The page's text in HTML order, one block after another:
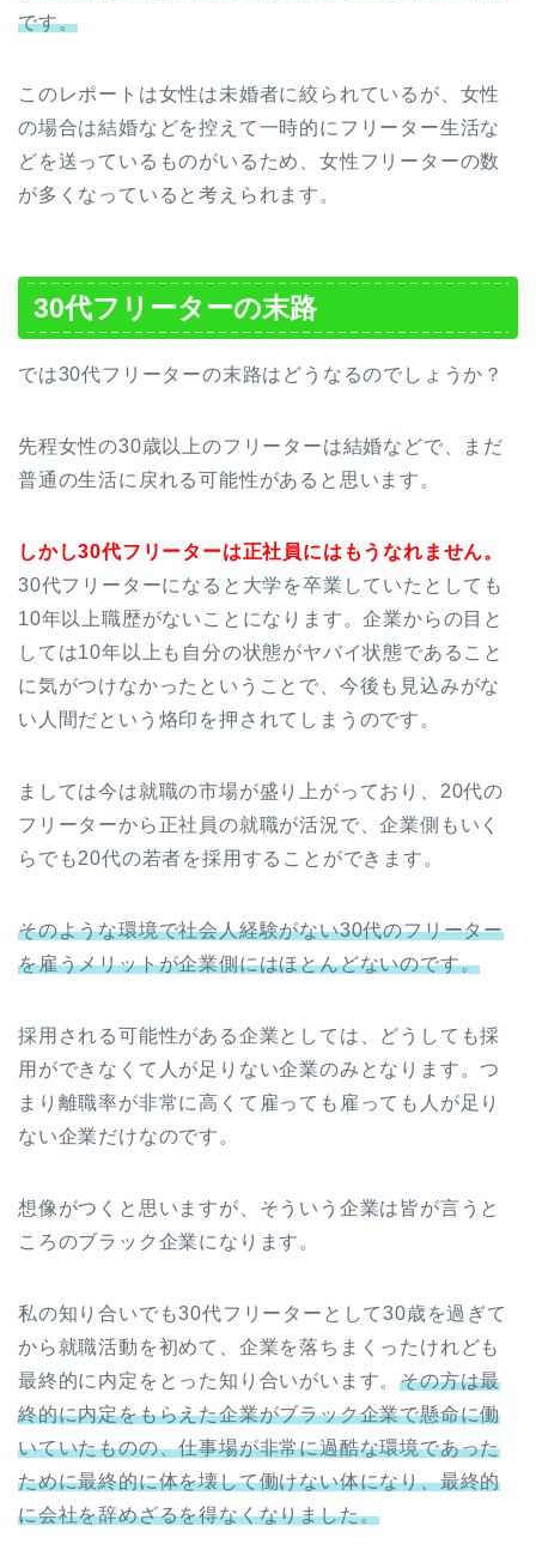
です。
このレポートは女性は未婚者に絞られているが、女性
の場合は結婚などを控えて一時的にフリーター生活な
どを送っているものがいるため、女性フリーターの数
が多くなっていると考えられます。
30代フリーターの末路
では30代フリーターの末路はどうなるのでしょうか？
先程女性の30歳以上のフリーターは結婚などで、まだ
普通の生活に戻れる可能性があると思います。
しかし30代フリーターは正社員にはもうなれません。
30代フリーターになると大学を卒業していたとしても
10年以上職歴がないことになります。企業からの目と
しては10年以上も自分の状態がヤバイ状態であること
に気がつけなかったということで、今後も見込みがな
い人間だという烙印を押されてしまうのです。
ましては今は就職の市場が盛り上がっており、20代の
フリーターから正社員の就職が活況で、企業側もいく
らでも20代の若者を採用することができます。
そのような環境で社会人経験がない30代のフリーター
を雇うメリットが企業側にはほとんどないのです。
採用される可能性がある企業としては、どうしても採
用ができなくて人が足りない企業のみとなります。つ
まり離職率が非常に高くて雇っても雇っても人が足り
ない企業だけなのです。
想像がつくと思いますが、そういう企業は皆が言うと
ころのブラック企業になります。
私の知り合いでも30代フリーターとして30歳を過ぎて
から就職活動を初めて、企業を落ちまくったけれども
最終的に内定をとった知り合いがいます。その方は最
終的に内定をもらえた企業がブラック企業で懸命に働
いていたものの、仕事場が非常に過酷な環境であった
ために最終的に体を壊して働けない体になり、最終的
に会社を辞めざるを得なくなりました。